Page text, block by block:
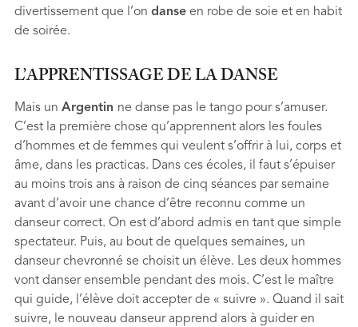
divertissement que l’on danseen robe de soie et en habit
de soirée.
L’APPRENTISSAGE DE LA DANSE
Mais un Argentin ne danse pas le tango pour s’amuser.
C’est la première chose qu’apprennent alors les foules
d’hommes et de femmes qui veulent s’offrir à lui, corps et
âme, dans les practicas. Dans ces écoles, il faut s’épuiser
au moins trois ans à raison de cinq séances par semaine
avant d’avoir une chance d’être reconnu comme un
danseur correct. On est d’abord admis en tant que simple
spectateur. Puis, au bout de quelques semaines, un
danseur chevronné se choisit un élève. Les deux hommes
vont danser ensemble pendant des mois. C’est le maître
qui guide, l’élève doit accepter de « suivre ». Quand il sait
suivre, le nouveau danseur apprend alors à guider en